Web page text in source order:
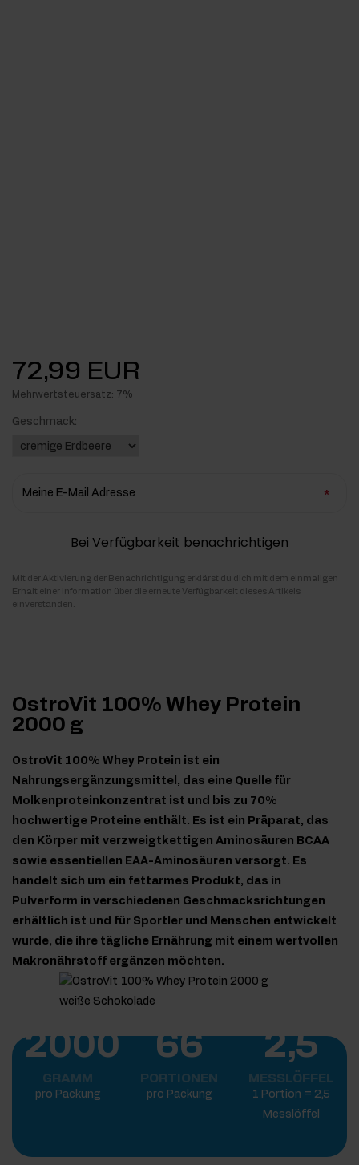
72,99 EUR
Mehrwertsteuersatz: 7%
Geschmack:
Meine E-Mail Adresse
Bei Verfügbarkeit benachrichtigen
Mit der Aktivierung der Benachrichtigung erklärst du dich mit dem einmaligen
Erhalt einer Information über die erneute Verfügbarkeit dieses Artikels
einverstanden.
OstroVit 100% Whey Protein
2000 g
OstroVit 100% Whey Protein ist ein
Nahrungsergänzungsmittel, das eine Quelle für
Molkenproteinkonzentrat ist und bis zu 70%
hochwertige Proteine enthält. Es ist ein Präparat, das
den Körper mit verzweigtkettigen Aminosäuren BCAA
sowie essentiellen EAA-Aminosäuren versorgt. Es
handelt sich um ein fettarmes Produkt, das in
Pulverform in verschiedenen Geschmacksrichtungen
erhältlich ist und für Sportler und Menschen entwickelt
wurde, die ihre tägliche Ernährung mit einem wertvollen
Makronährstoff ergänzen möchten.
2000
GRAMM
pro Packung
66
PORTIONEN
pro Packung
2,5
MESSLÖFFEL
1 Portion = 2,5
Messlöffel